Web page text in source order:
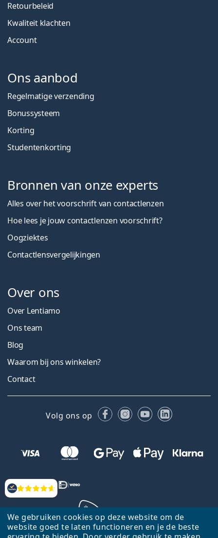
We gebruiken cookies op deze website om de
website goed te laten functioneren en je de beste
Beoordelingen
Retourbeleid
Kwaliteit klachten
Account
Ons aanbod
Regelmatige verzending
Bonussysteem
Korting
Studentenkorting
Bronnen van onze experts
Alles over het voorschrift van contactlenzen
Hoe lees je jouw contactlenzen voorschrift?
Oogziektes
Contactlensvergelijkingen
Over ons
Over Lentiamo
Ons team
Blog
Waarom bij ons winkelen?
Contact
Volg ons op FacebookInstagram
YouTubeLinkedIn